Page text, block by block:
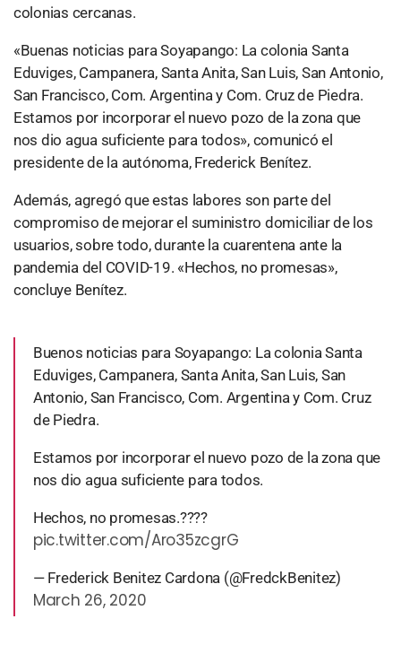
colonias cercanas.
«Buenas noticias para Soyapango: La colonia Santa
Eduviges, Campanera, Santa Anita, San Luis, San Antonio,
San Francisco, Com. Argentina y Com. Cruz de Piedra.
Estamos por incorporar el nuevo pozo de la zona que
nos dio agua suficiente para todos», comunicó el
presidente de la autónoma, Frederick Benítez.
Además, agregó que estas labores son parte del
compromiso de mejorar el suministro domiciliar de los
usuarios, sobre todo, durante la cuarentena ante la
pandemia del COVID-19. «Hechos, no promesas»,
concluye Benítez.
Buenos noticias para Soyapango: La colonia Santa
Eduviges, Campanera, Santa Anita, San Luis, San
Antonio, San Francisco, Com. Argentina y Com. Cruz
de Piedra.
Estamos por incorporar el nuevo pozo de la zona que
nos dio agua suficiente para todos.
Hechos, no promesas.????
pic.twitter.com/Aro35zcgrG
— Frederick Benitez Cardona (@FredckBenitez)
March 26, 2020